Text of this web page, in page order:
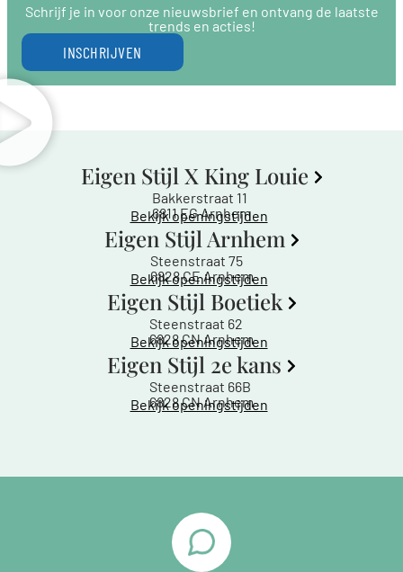
Schrijf je in voor onze nieuwsbrief en ontvang de laatste
trends en acties!
INSCHRIJVEN
Eigen Stijl X King Louie
Bakkerstraat 11
6811 EG Arnhem
Bekijk openingstijden
Eigen Stijl Arnhem
Steenstraat 75
6828 CE Arnhem
Bekijk openingstijden
Eigen Stijl Boetiek
Steenstraat 62
6828 CN Arnhem
Bekijk openingstijden
Eigen Stijl 2e kans
Steenstraat 66B
6828 CN Arnhem
Bekijk openingstijden